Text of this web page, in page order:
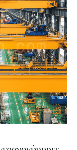
8:2017)
2019 και
K 5551, JIS